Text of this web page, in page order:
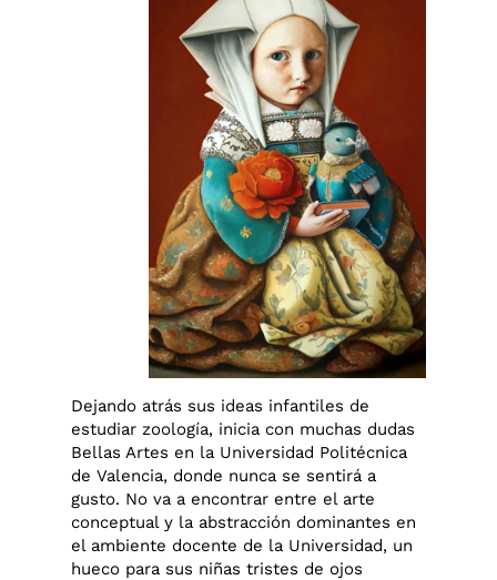
Dejando atrás sus ideas infantiles de
estudiar zoología, inicia con muchas dudas
Bellas Artes en la Universidad Politécnica
de Valencia, donde nunca se sentirá a
gusto. No va a encontrar entre el arte
conceptual y la abstracción dominantes en
el ambiente docente de la Universidad, un
hueco para sus niñas tristes de ojos